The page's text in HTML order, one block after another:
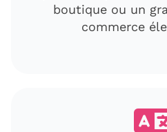
boutique ou un
commerce